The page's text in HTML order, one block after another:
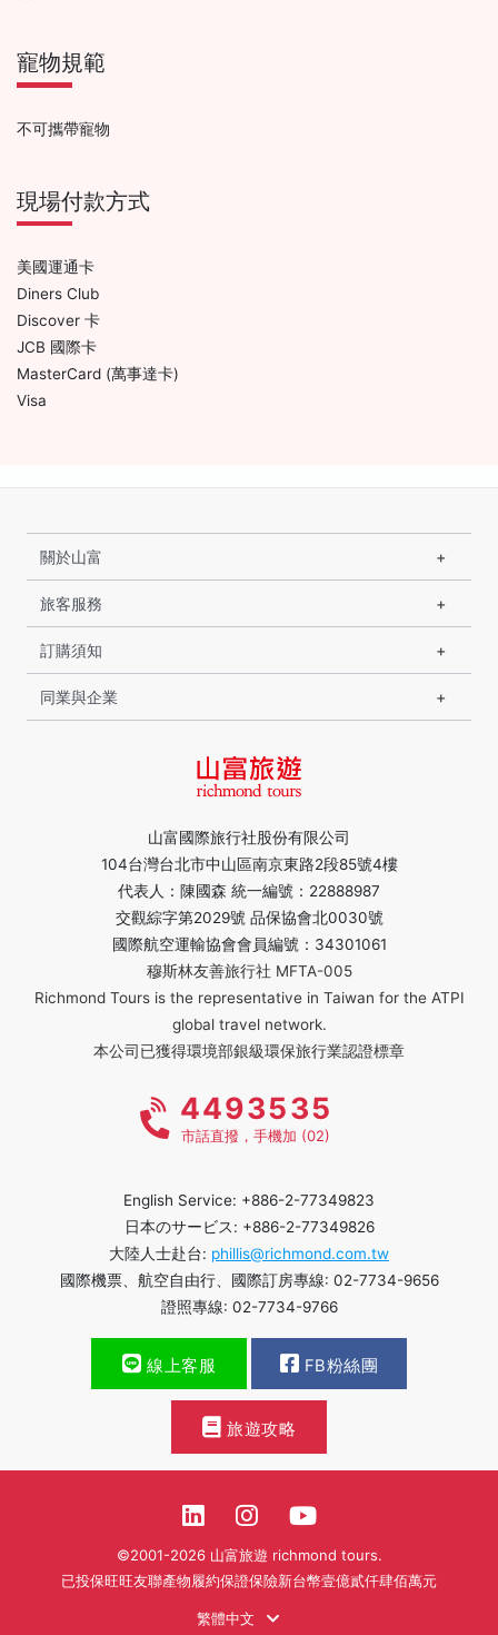
寵物規範
不可攜帶寵物
現場付款方式
美國運通卡
Diners Club
Discover 卡
JCB 國際卡
MasterCard (萬事達卡)
Visa
山富國際旅行社股份有限公司
104台灣台北市中山區南京東路2段85號4樓
代表人：陳國森 統一編號：22888987
交觀綜字第2029號 品保協會北0030號
國際航空運輸協會會員編號：34301061
穆斯林友善旅行社 MFTA-005
Richmond Tours is the representative in Taiwan for the ATPI
global travel network.
本公司已獲得環境部銀級環保旅行業認證標章
關於山富
旅客服務
訂購須知
同業與企業
4493535
市話直撥，手機加 (02)
English Service: +886-2-77349823
日本のサービス: +886-2-77349826
大陸人士赴台: phillis@richmond.com.tw
國際機票、航空自由行、國際訂房專線: 02-7734-9656
證照專線: 02-7734-9766
線上客服 FB粉絲團
旅遊攻略
©2001-2026 山富旅遊 richmond tours.
已投保旺旺友聯產物履約保證保險新台幣壹億貳仟肆佰萬元
繁體中文